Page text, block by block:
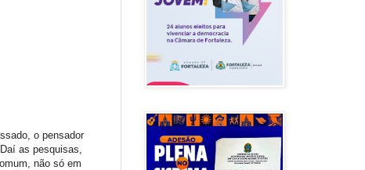
o pensador
as pesquisas,
não só em